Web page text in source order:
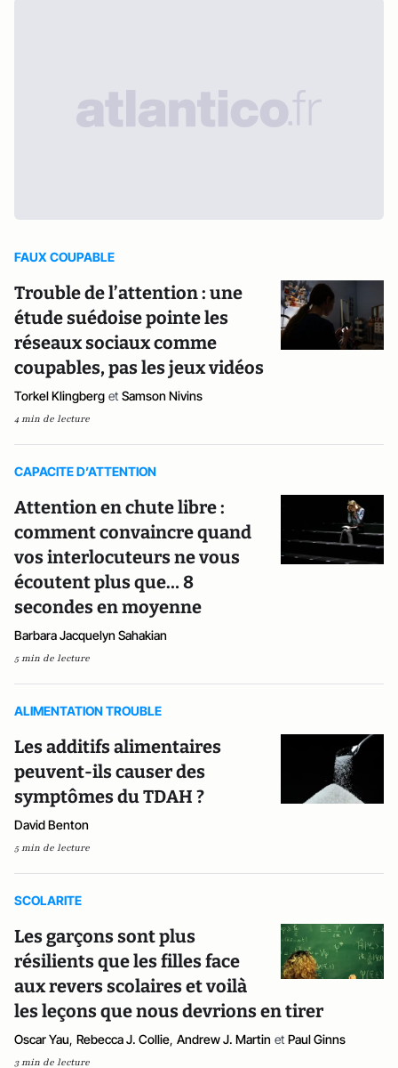
FAUX COUPABLE
Trouble de l’attention : une
étude suédoise pointe les
réseaux sociaux comme
coupables, pas les jeux vidéos
Torkel Klingberg et Samson Nivins
4 min de lecture
CAPACITE D’ATTENTION
Attention en chute libre :
comment convaincre quand
vos interlocuteurs ne vous
écoutent plus que… 8
secondes en moyenne
Barbara Jacquelyn Sahakian
5 min de lecture
ALIMENTATION TROUBLE
Les additifs alimentaires
peuvent-ils causer des
symptômes du TDAH ?
David Benton
5 min de lecture
SCOLARITE
Les garçons sont plus
résilients que les filles face
aux revers scolaires et voilà
les leçons que nous devrions en tirer
Oscar Yau, Rebecca J. Collie, Andrew J. Martin et Paul Ginns
3 min de lecture